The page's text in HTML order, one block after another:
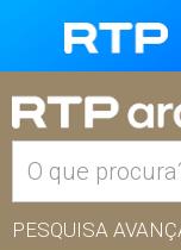
PESQUISA